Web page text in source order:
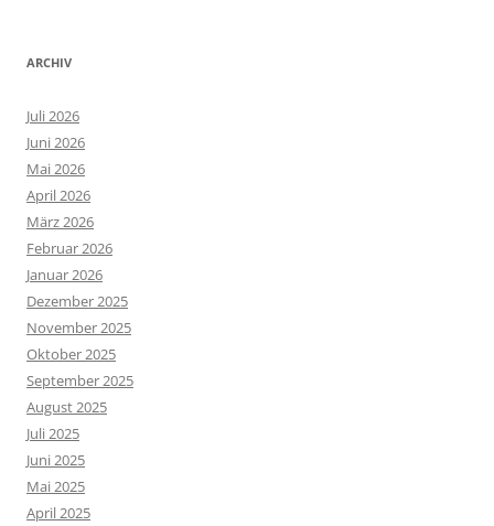
ARCHIV
Juli 2026
Juni 2026
Mai 2026
April 2026
März 2026
Februar 2026
Januar 2026
Dezember 2025
November 2025
Oktober 2025
September 2025
August 2025
Juli 2025
Juni 2025
Mai 2025
April 2025